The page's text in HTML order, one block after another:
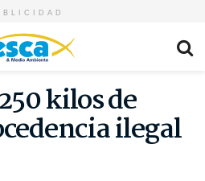
kilos de
ilegal